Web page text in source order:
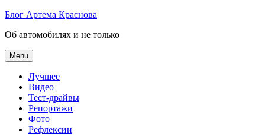
Skip
content
Блог Артема Краснова
Об автомобилях и не только
Menu
Лучшее
Видео
Тест-драйвы
Репортажи
Фото
Рефлексии